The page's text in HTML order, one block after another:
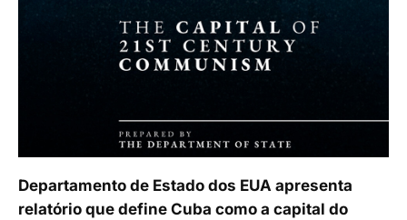
Departamento de Estado dos EUA apresenta
relatório que define Cuba como a capital do